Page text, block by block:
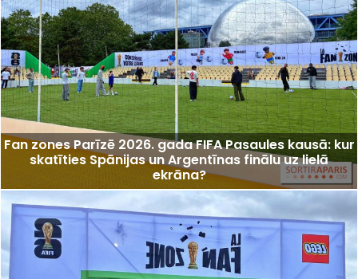
Fan zones Parīzē 2026. gada FIFA Pasaules kausā: kur
skatīties Spānijas un Argentīnas finālu uz lielā
ekrāna?